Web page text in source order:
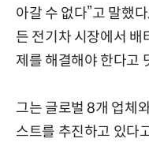
아갈 수 없다”고 말했
든 전기차 시장에서 배
제를 해결해야 한다고
그는 글로벌 8개 업체
스트를 추진하고 있다